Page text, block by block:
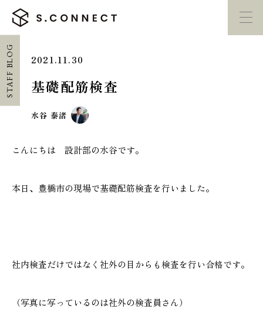
HOME
CASE
家づくり勉強会
STAFF BLOG 2021.11.30
基礎配筋検査
水谷 泰渚
こんにちは 設計部の水谷です。
本日、豊橋市の現場で基礎配筋検査を行いました。
社内検査だけではなく社外の目からも検査を行い合格です。
（写真に写っているのは社外の検査員さん）